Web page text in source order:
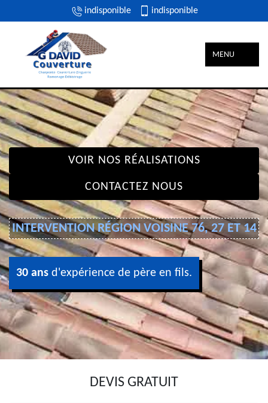
indisponible indisponible
MENU
VOIR NOS RÉALISATIONS
CONTACTEZ NOUS
INTERVENTION RÉGION VOISINE 76, 27 ET 14
30 ans d'expérience de père en fils.
DEVIS GRATUIT